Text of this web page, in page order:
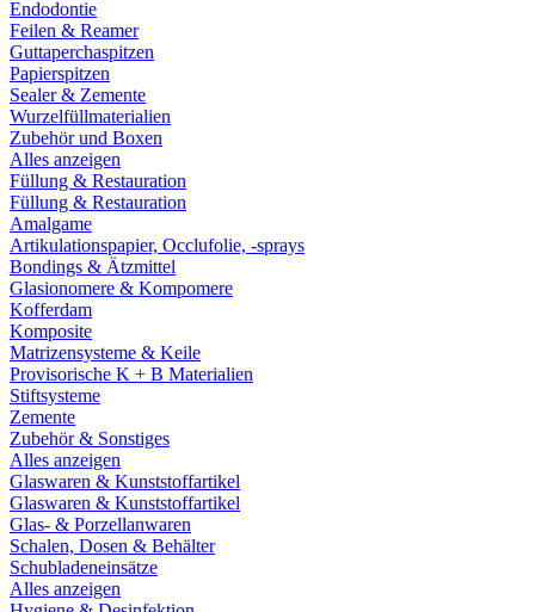
Endodontie
Feilen & Reamer
Guttaperchaspitzen
Papierspitzen
Sealer & Zemente
Wurzelfüllmaterialien
Zubehör und Boxen
Alles anzeigen
Füllung & Restauration
Füllung & Restauration
Amalgame
Artikulationspapier, Occlufolie, -sprays
Bondings & Ätzmittel
Glasionomere & Kompomere
Kofferdam
Komposite
Matrizensysteme & Keile
Provisorische K + B Materialien
Stiftsysteme
Zemente
Zubehör & Sonstiges
Alles anzeigen
Glaswaren & Kunststoffartikel
Glaswaren & Kunststoffartikel
Glas- & Porzellanwaren
Schalen, Dosen & Behälter
Schubladeneinsätze
Alles anzeigen